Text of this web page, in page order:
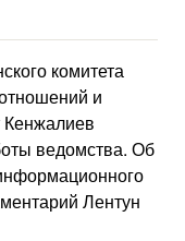
комитета
и
ведомства. Об
Лентун